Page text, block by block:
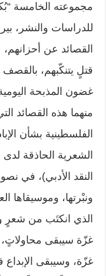
مجموعته الخامسة
القصائد عن
قتلٍ يتنكّبهم،
غضون المذبحة
منهما هذه القصائد
الفلسطينية بشأن
الشعرية الحاذقة
النقد الأدبي)، في
ونبْرتها، وموسيقاها
الذي انكتَب من شعرٍ
غزّة سيبقى
غزّة، وسيبقى الإبداع